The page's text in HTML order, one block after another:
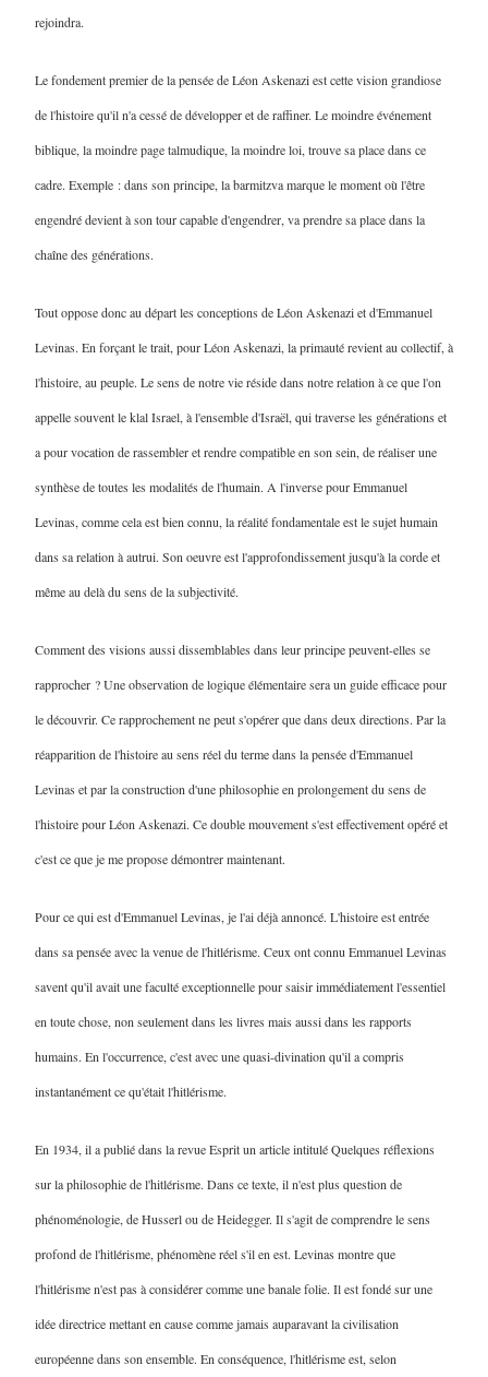
rejoindra.
Le fondement premier de la pensée de Léon Askenazi est cette vision grandiose
de l'histoire qu'il n'a cessé de développer et de raffiner. Le moindre événement
biblique, la moindre page talmudique, la moindre loi, trouve sa place dans ce
cadre. Exemple : dans son principe, la barmitzva marque le moment où l'être
engendré devient à son tour capable d'engendrer, va prendre sa place dans la
chaîne des générations.
Tout oppose donc au départ les conceptions de Léon Askenazi et d'Emmanuel
Levinas. En forçant le trait, pour Léon Askenazi, la primauté revient au collectif, à
l'histoire, au peuple. Le sens de notre vie réside dans notre relation à ce que l'on
appelle souvent le klal Israel, à l'ensemble d'Israël, qui traverse les générations et
a pour vocation de rassembler et rendre compatible en son sein, de réaliser une
synthèse de toutes les modalités de l'humain. A l'inverse pour Emmanuel
Levinas, comme cela est bien connu, la réalité fondamentale est le sujet humain
dans sa relation à autrui. Son oeuvre est l'approfondissement jusqu'à la corde et
même au delà du sens de la subjectivité.
Comment des visions aussi dissemblables dans leur principe peuvent-elles se
rapprocher ? Une observation de logique élémentaire sera un guide efficace pour
le découvrir. Ce rapprochement ne peut s'opérer que dans deux directions. Par la
réapparition de l'histoire au sens réel du terme dans la pensée d'Emmanuel
Levinas et par la construction d'une philosophie en prolongement du sens de
l'histoire pour Léon Askenazi. Ce double mouvement s'est effectivement opéré et
c'est ce que je me propose démontrer maintenant.
Pour ce qui est d'Emmanuel Levinas, je l'ai déjà annoncé. L'histoire est entrée
dans sa pensée avec la venue de l'hitlérisme. Ceux ont connu Emmanuel Levinas
savent qu'il avait une faculté exceptionnelle pour saisir immédiatement l'essentiel
en toute chose, non seulement dans les livres mais aussi dans les rapports
humains. En l'occurrence, c'est avec une quasi-divination qu'il a compris
instantanément ce qu'était l'hitlérisme.
En 1934, il a publié dans la revue Esprit un article intitulé Quelques réflexions
sur la philosophie de l'hitlérisme. Dans ce texte, il n'est plus question de
phénoménologie, de Husserl ou de Heidegger. Il s'agit de comprendre le sens
profond de l'hitlérisme, phénomène réel s'il en est. Levinas montre que
l'hitlérisme n'est pas à considérer comme une banale folie. Il est fondé sur une
idée directrice mettant en cause comme jamais auparavant la civilisation
européenne dans son ensemble. En conséquence, l'hitlérisme est, selon